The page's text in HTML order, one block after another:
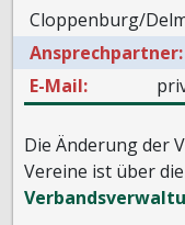
Cloppenburg/
Ansprechpartner:
E-Mail:
Die Änderung der
Vereine ist über die